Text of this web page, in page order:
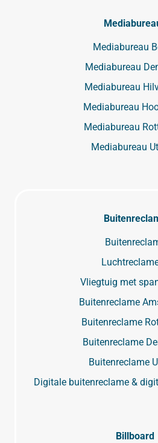
Mediabureau
Mediabureau
Mediabureau
Mediabureau
Mediabureau
Mediabureau
Vliegtuig met
Buitenreclame
Buitenreclame
Buitenreclame
Buitenreclame
Digitale buitenreclame &
Billboard